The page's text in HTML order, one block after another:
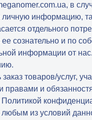
в
информацию,
отдельного
сознательно и по
информации от
заказ товаров/услуг,
правами и
из условий